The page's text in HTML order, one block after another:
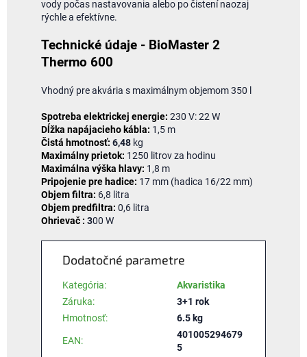
vody počas nastavovania alebo po čistení naozaj
rýchle a efektívne.
Technické údaje - BioMaster 2
Thermo 600
Vhodný pre akvária s maximálnym objemom 350 l
Spotreba elektrickej energie: 230 V: 22 W
Dĺžka napájacieho kábla: 1,5 m
Čistá hmotnosť: 6,48 kg
Maximálny prietok: 1250 litrov za hodinu
Maximálna výška hlavy: 1,8 m
Pripojenie pre hadice: 17 mm (hadica 16/22 mm)
Objem filtra: 6,8 litra
Objem predfiltra: 0,6 litra
Ohrievač : 300 W
Dodatočné parametre
Kategória:
Akvaristika
Záruka:
3+1 rok
Hmotnosť: 6.5 kg
EAN:
401005294679
5